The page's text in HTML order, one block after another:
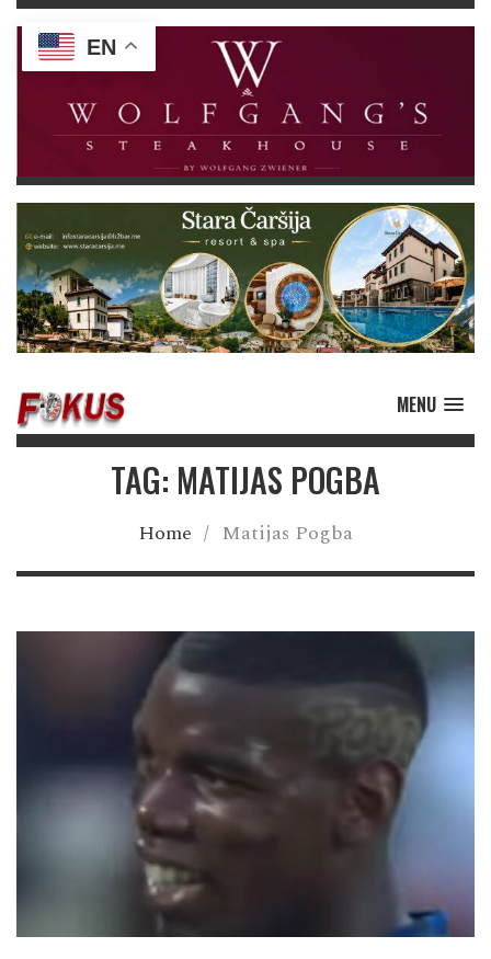
MENU
TAG: MATIJAS POGBA
Home / Matijas Pogba
EN